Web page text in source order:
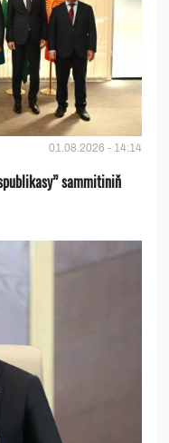
01.08.2026 - 14:14
sammitiniň